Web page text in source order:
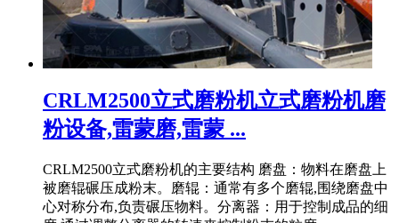
CRLM2500立式磨粉机立式磨粉机磨
粉设备,雷蒙磨,雷蒙 ...
CRLM2500立式磨粉机的主要结构 磨盘：物料在磨盘上
被磨辊碾压成粉末。磨辊：通常有多个磨辊,围绕磨盘中
心对称分布,负责碾压物料。分离器：用于控制成品的细